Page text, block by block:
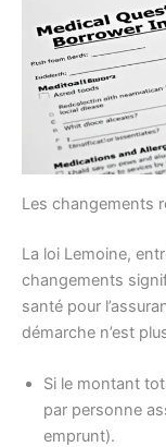
Les changements
La loi Lemoine,
changements
santé pour
démarche n’est
Si le montant
par personne
emprunt).